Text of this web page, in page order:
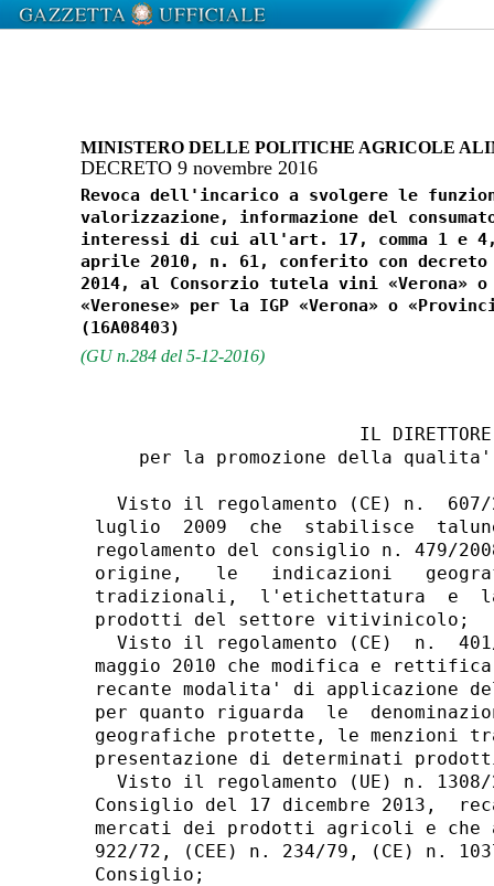
MINISTERO DELLE POLITICHE AGRICOLE
DECRETO 9 novembre 2016
Revoca dell'incarico a svolgere le
valorizzazione, informazione del
interessi di cui all'art. 17, comma 1 e
aprile 2010, n. 61, conferito con
2014, al Consorzio tutela vini «Verona»
«Veronese» per la IGP «Verona» o
(GU n.284 del 5-12-2016)
IL
per la promozione della
Visto il regolamento (CE) n.
luglio  2009  che  stabilisce
regolamento del consiglio n. 479/
origine,   le   indicazioni
tradizionali,  l'etichettatura  e  la
prodotti del settore vitivinicolo;
Visto il regolamento (CE)  n.
maggio 2010 che modifica e
recante modalita' di applicazione
per quanto riguarda  le
geografiche protette, le
presentazione di determinati
Visto il regolamento (UE) n.
Consiglio del 17 dicembre 2013,
mercati dei prodotti agricoli e che
922/72, (CEE) n. 234/79, (CE) n.
Consiglio;